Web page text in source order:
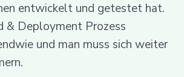
entwickelt und getestet hat.
& Deployment Prozess
und man muss sich weiter